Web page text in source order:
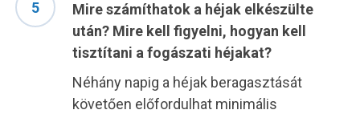
Mire számíthatok a héjak elkészülte
után? Mire kell figyelni, hogyan kell
tisztítani a fogászati héjakat?
Néhány napig a héjak beragasztását
követően előfordulhat minimális